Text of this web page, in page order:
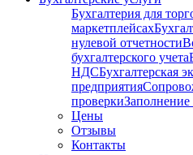
Бухгалтерия для
маркетплейсах
нулевой отчетности
бухгалтерского учета
НДСБухгалтерская
предприятия
проверки
Цены
Отзывы
Контакты